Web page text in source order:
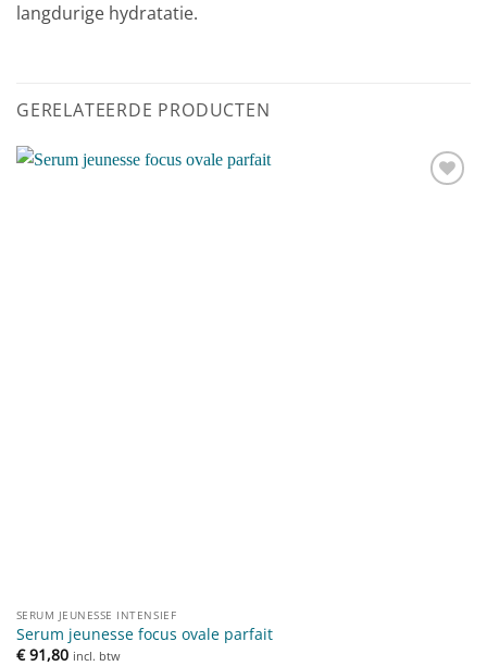
langdurige hydratatie.
GERELATEERDE PRODUCTEN
SERUM JEUNESSE INTENSIEF
Serum jeunesse focus ovale parfait
€91,80 incl. btw